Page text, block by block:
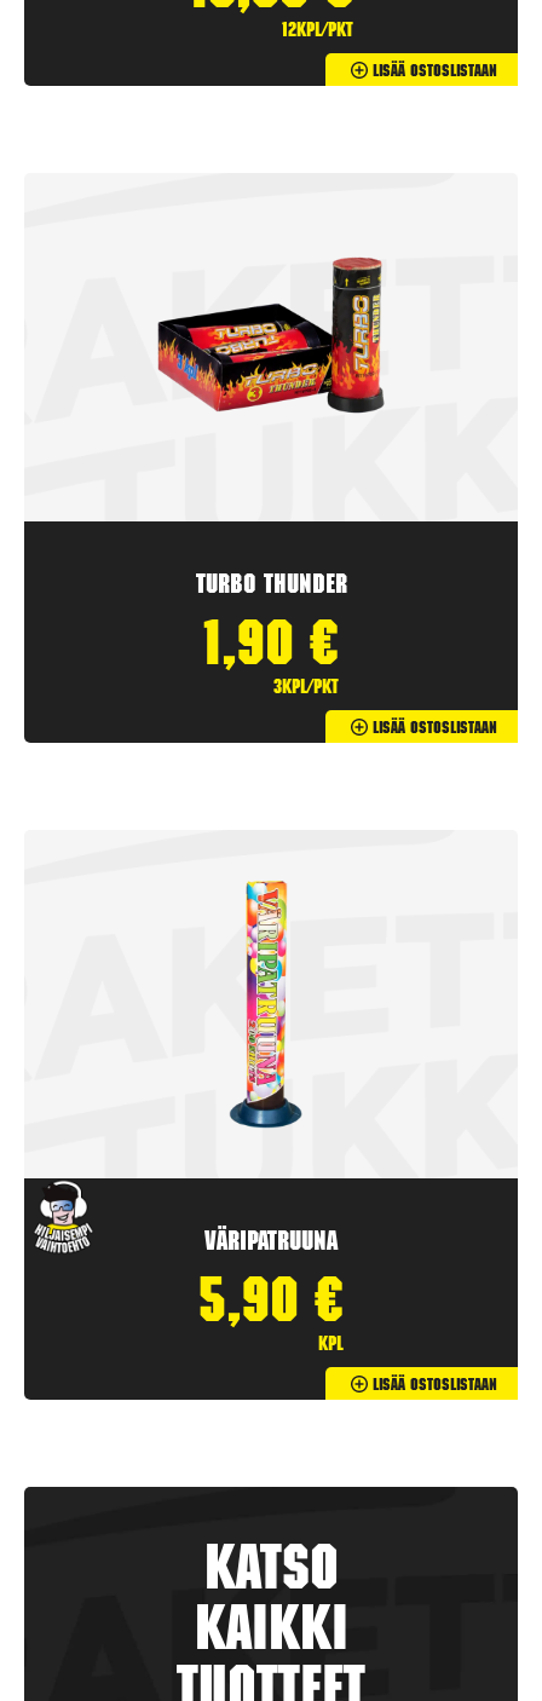
12kpl/pkt
Lisää Ostoslistaan
Turbo Thunder
1,90 €
3kpl/pkt
Lisää Ostoslistaan
Väripatruuna
5,90 €
kpl
Lisää Ostoslistaan
Katso
kaikki